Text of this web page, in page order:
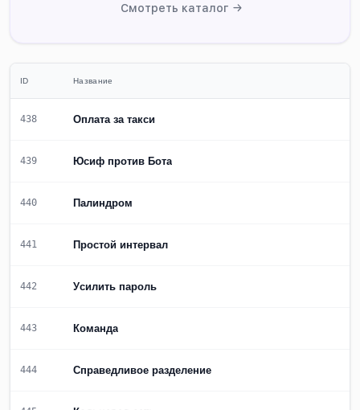
Смотреть каталог →
ID Название
438 Оплата за такси
439 Юсиф против Бота
440 Палиндром
441 Простой интервал
442 Уcилить пароль
443 Команда
444 Справедливое разделение